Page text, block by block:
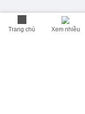
Trang chủ Xem nhiều